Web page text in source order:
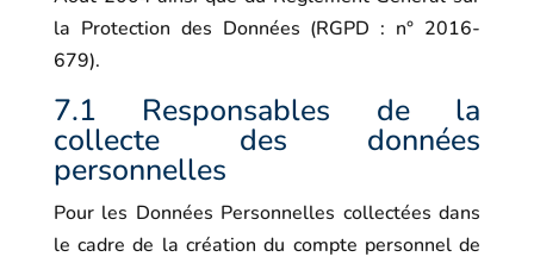
la Protection des Données (RGPD : n° 2016-
679).
7.1 Responsables de la
collecte des données
personnelles
Pour les Données Personnelles collectées dans
le cadre de la création du compte personnel de